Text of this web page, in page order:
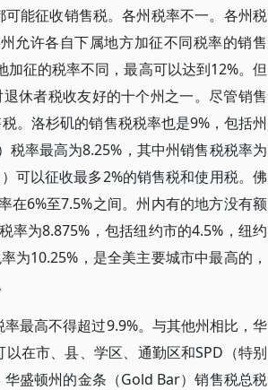
能征收销售税。各州税率不一。各州税
允许各自下属地方加征不同税率的销售
征的税率不同，最高可以达到12%。但
休者税收友好的十个州之一。尽管销售
。洛杉矶的销售税税率也是9%，包括州
税率最高为8.25%，其中州销售税税率为
可以征收最多2%的销售税和使用税。佛
在6%至7.5%之间。州内有的地方没有额
率为8.875%，包括纽约市的4.5%，纽约
为10.25%，是全美主要城市中最高的，
最高不得超过9.9%。与其他州相比，华
在市、县、学区、通勤区和SPD（特别
盛顿州的金条（Gold Bar）销售税总税